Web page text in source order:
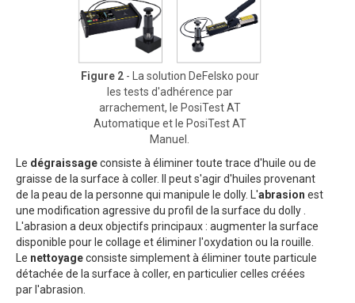
Figure 2- La solution DeFelsko pour
les tests d'adhérence par
arrachement, le PosiTest AT
Automatique et le PosiTest AT
Manuel.
Le dégraissageconsiste à éliminer toute trace d'huile ou de
graisse de la surface à coller. Il peut s'agir d'huiles provenant
de la peau de la personne qui manipule le dolly. L'abrasion est
une modification agressive du profil de la surface du dolly .
L'abrasion a deux objectifs principaux : augmenter la surface
disponible pour le collage et éliminer l'oxydation ou la rouille.
Le nettoyageconsiste simplement à éliminer toute particule
détachée de la surface à coller, en particulier celles créées
par l'abrasion.